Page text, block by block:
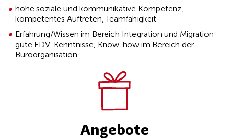
hohe soziale und kommunikative Kompetenz,
kompetentes Auftreten, Teamfähigkeit
Erfahrung/Wissen im Bereich Integration und Migration
gute EDV-Kenntnisse, Know-how im Bereich der
Büroorganisation
Angebote